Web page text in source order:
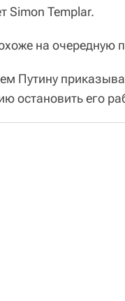
Simon Templar.
на очередную
Путину
остановить его